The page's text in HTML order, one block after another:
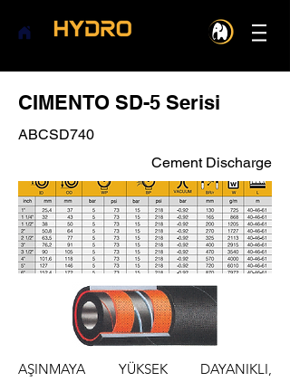
CIMENTO SD-5 Serisi
ABCSD740
Cement Discharge
AŞINMAYA YÜKSEK DAYANIKLI,